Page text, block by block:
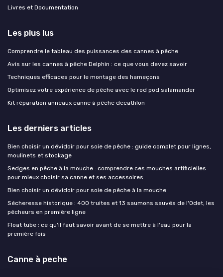
Livres et Documentation
Les plus lus
Comprendre le tableau des puissances des cannes à pêche
Avis sur les cannes à pêche Delphin : ce que vous devez savoir
Techniques efficaces pour le montage des hameçons
Optimisez votre expérience de pêche avec le rod pod salamander
Kit réparation anneaux canne à pêche decathlon
Les derniers articles
Bien choisir un dévidoir pour soie de pêche : guide complet pour lignes,
moulinets et stockage
Sedges en pêche à la mouche : comprendre ces mouches artificielles
pour mieux choisir sa canne et ses accessoires
Bien choisir un dévidoir pour soie de pêche à la mouche
Sécheresse historique : 400 truites et 13 saumons sauvés de l'Odet, les
pêcheurs en première ligne
Float tube : ce qu'il faut savoir avant de se mettre à l'eau pour la
première fois
Canne à peche